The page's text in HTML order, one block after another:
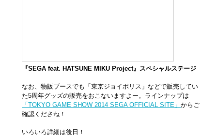
『SEGA feat. HATSUNE MIKU Project』スペシャルステージ
なお、物販ブースでも「東京ジョイポリス」などで販売してい
た5周年グッズの販売をおこないますよー。ラインナップは
「TOKYO GAME SHOW 2014 SEGA OFFICIAL SITE」 からご
確認くださね！
いろいろ詳細は後日！